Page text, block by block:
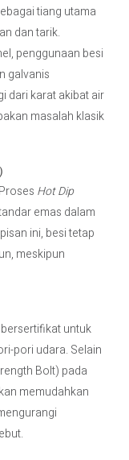
tiang utama
dan tarik.
penggunaan besi
galvanis
dari karat akibat air
masalah klasik
Hot Dip
emas dalam
ini, besi tetap
meskipun
untuk
pori udara. Selain
Bolt) pada
memudahkan